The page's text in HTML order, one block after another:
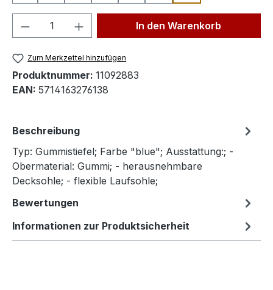
Produkt Anzahl: Gib denIn den Warenkorb
Zum Merkzettel hinzufügen
Produktnummer: 11092883
EAN: 5714163276138
Beschreibung
Typ: Gummistiefel; Farbe "blue"; Ausstattung:; -
Obermaterial: Gummi; - herausnehmbare
Decksohle; - flexible Laufsohle;
Bewertungen
Informationen zur Produktsicherheit